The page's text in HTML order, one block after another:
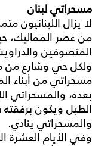
مسحراتي لبنان
لا يزال
من عصر المماليك،
المتصوفين
ولكل حي وشارع من
مسحراتي من أبناء
بعده، والمسحراتي
الطبل ويكون
والمسحراتي ينادي.
وفي الأيام العشرة